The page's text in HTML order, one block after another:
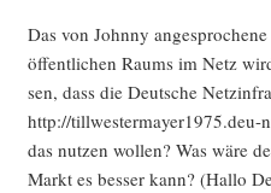
Das von John­ny
öf­fent­li­chen Raums im Netz
sen, dass die Deut­sche
http://tillwestermayer1975.deu-
das nut­zen wol­len? Was wäre
Markt es bes­ser kann? (Hal­lo